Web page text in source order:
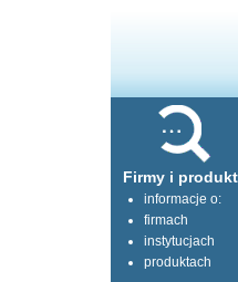
Firmy i
informacje o:
firmach
instytucjach
produktach